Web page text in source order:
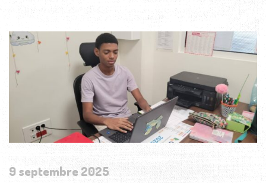
9 septembre 2025